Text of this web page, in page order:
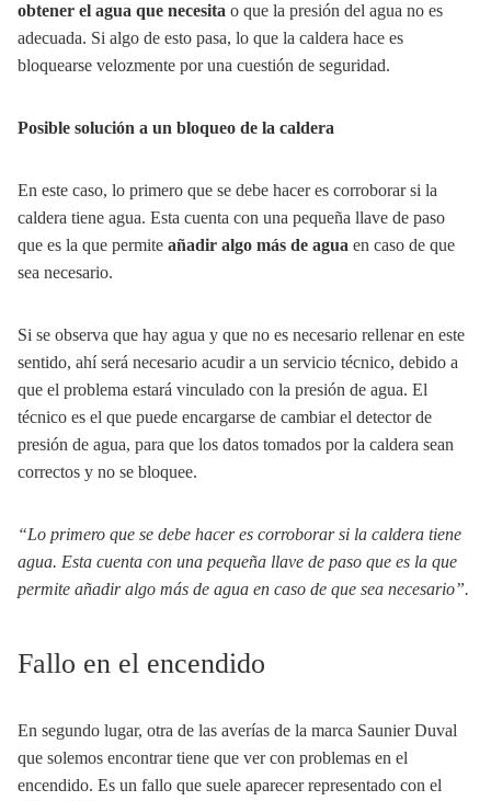
obtener el agua que necesita o que la presión del agua no es
adecuada. Si algo de esto pasa, lo que la caldera hace es
bloquearse velozmente por una cuestión de seguridad.
Posible solución a un bloqueo de la caldera
En este caso, lo primero que se debe hacer es corroborar si la
caldera tiene agua. Esta cuenta con una pequeña llave de paso
que es la que permite añadir algo más de agua en caso de que
sea necesario.
Si se observa que hay agua y que no es necesario rellenar en este
sentido, ahí será necesario acudir a un servicio técnico, debido a
que el problema estará vinculado con la presión de agua. El
técnico es el que puede encargarse de cambiar el detector de
presión de agua, para que los datos tomados por la caldera sean
correctos y no se bloquee.
“Lo primero que se debe hacer es corroborar si la caldera tiene
agua. Esta cuenta con una pequeña llave de paso que es la que
permite añadir algo más de agua en caso de que sea necesario”.
Fallo en el encendido
En segundo lugar, otra de las averías de la marca Saunier Duval
que solemos encontrar tiene que ver con problemas en el
encendido. Es un fallo que suele aparecer representado con el